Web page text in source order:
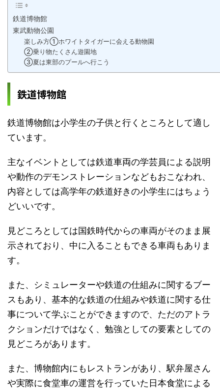
鉄道博物館
東武動物公園
楽しみ方①ホワイトタイガーに会える動物園
②乗り物たくさん遊園地
③夏は東部のプールへ行こう
鉄道博物館
鉄道博物館は小学生の子供と行くところとして適し
ています。
主なイベントとしては鉄道車両の学芸員による説明
や動作のデモンストレーションなどもおこなわれ、
内容としては高学年の鉄道好きの小学生にはちょう
どいいです。
見どころとしては国鉄時代からの車両がそのまま展
示されており、中に入ることもできる車両もありま
す。
また、シミュレーターや鉄道の仕組みに関するブー
スもあり、基本的な鉄道の仕組みや鉄道に関する仕
事について学ぶことができますので、ただのアトラ
クションだけではなく、勉強としての要素としての
見どころがあります。
また、博物館内にもレストランがあり、駅弁屋さん
や実際に食堂車の運営を行っていた日本食堂による